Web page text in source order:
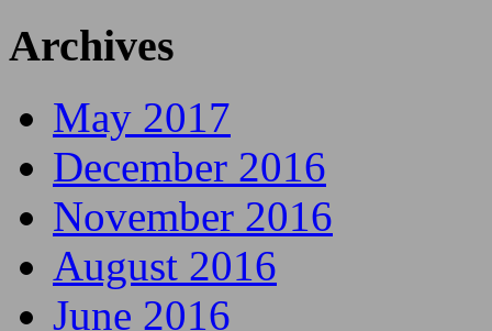
Archives
May 2017
December 2016
November 2016
August 2016
June 2016